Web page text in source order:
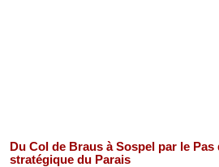
Du Col de Braus à Sospel par le Pas
stratégique du Parais